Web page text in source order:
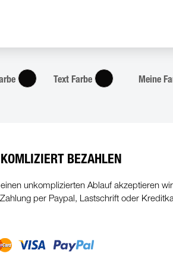
Meine
Text Farbe
BEZAHLEN
unkomplizierten Ablauf akzeptieren wir
per Paypal, Lastschrift oder